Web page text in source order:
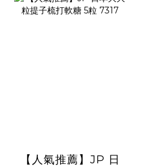
【人氣推薦】JP 日